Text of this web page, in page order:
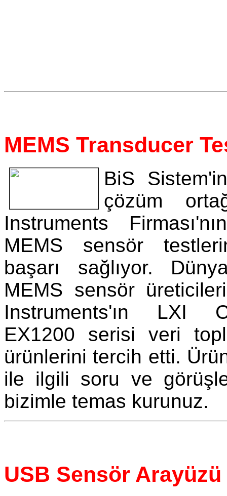
MEMS Transducer
BiS
çözüm
Instruments
MEMS sensör
başarı sağlıyor.
MEMS sensör
Instruments'ın LXI
EX1200 serisi veri
ürünlerini tercih etti.
ile ilgili soru ve
bizimle temas kurunuz.
USB Sensör Arayüzü